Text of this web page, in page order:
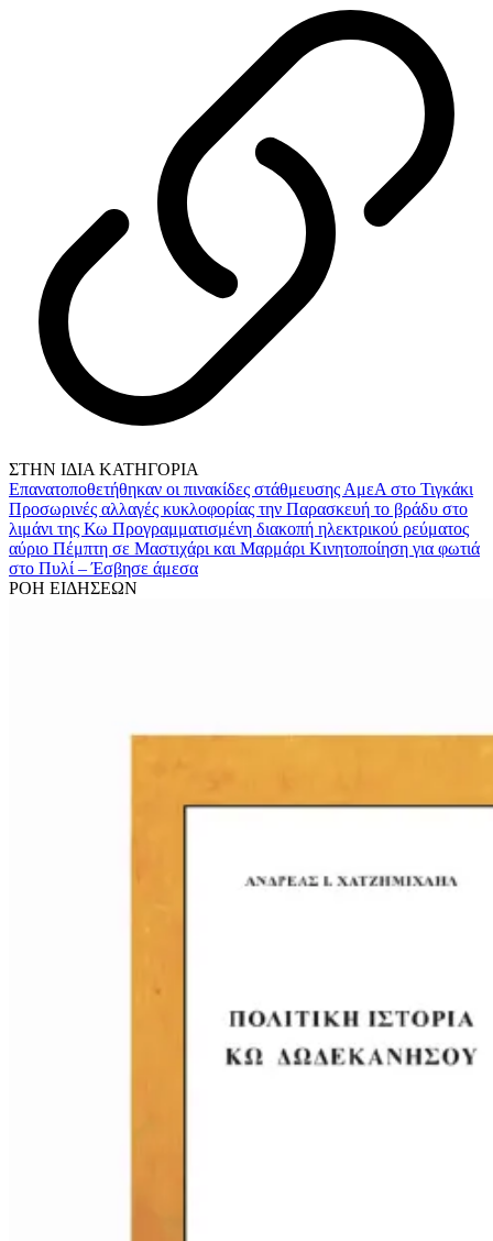
ΣΤΗΝ ΙΔΙΑ ΚΑΤΗΓΟΡΙΑ
Επανατοποθετήθηκαν οι πινακίδες στάθμευσης ΑμεΑ στο Τιγκάκι
Προσωρινές αλλαγές κυκλοφορίας την Παρασκευή το βράδυ στο
λιμάνι της Κω Προγραμματισμένη διακοπή ηλεκτρικού ρεύματος
αύριο Πέμπτη σε Μαστιχάρι και Μαρμάρι Κινητοποίηση για φωτιά
στo Πυλί – Έσβησε άμεσα
ΡΟΗ ΕΙΔΗΣΕΩΝ